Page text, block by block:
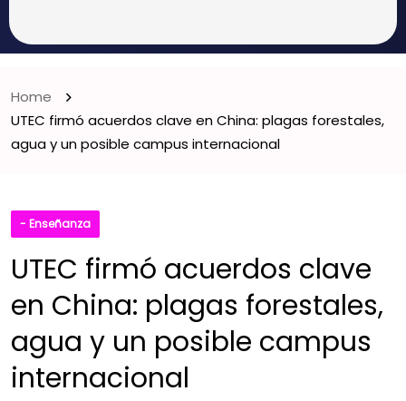
Home
UTEC firmó acuerdos clave en China: plagas forestales,
agua y un posible campus internacional
- Enseñanza
UTEC firmó acuerdos clave
en China: plagas forestales,
agua y un posible campus
internacional